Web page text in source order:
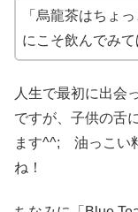
「烏龍茶はちょ
にこそ飲んでみて
人生で最初に出会
ですが、子供の舌
ます^^; 油っこい
ね！